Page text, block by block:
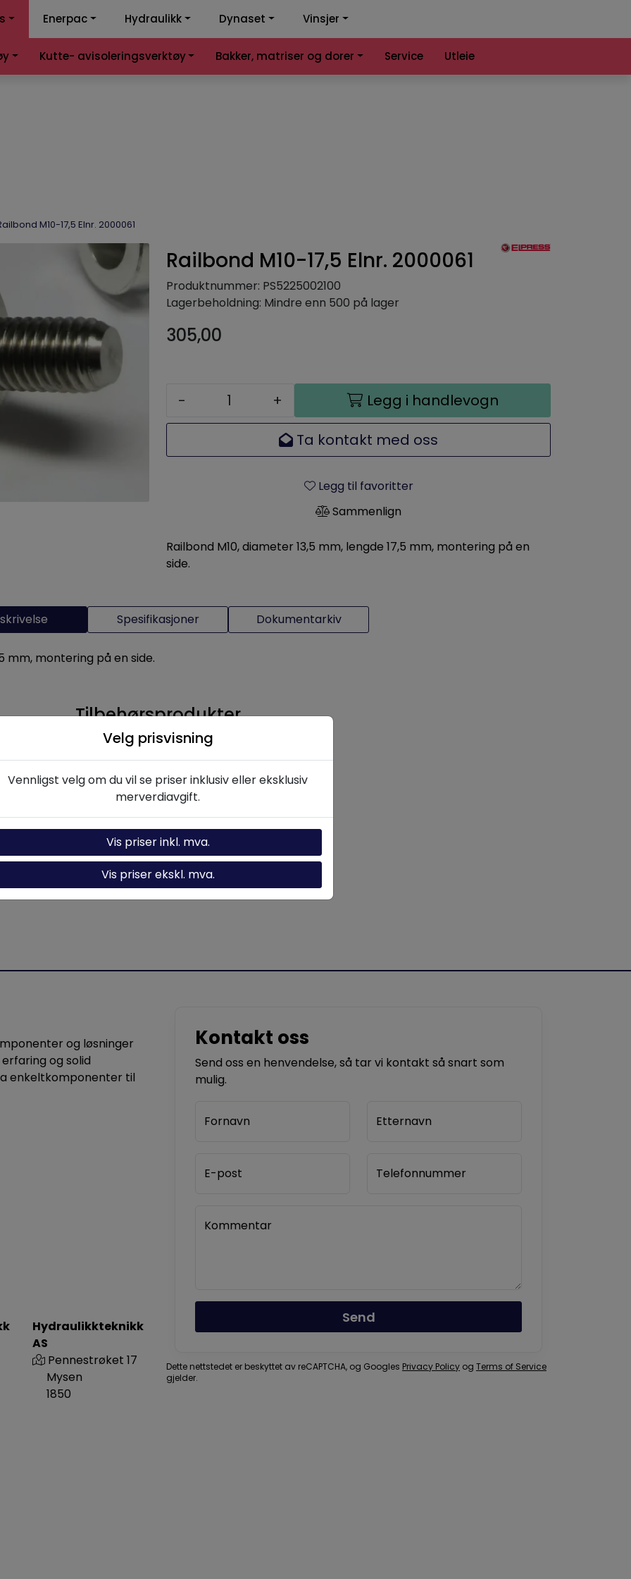
kalkulator Sammenlign
Kutte- avisoleringsverktøy Bakker, matriser og dorer Service Utleie
Enerpac Hydraulikk Dynaset Vinsjer
M10-17,5 Elnr. 2000061
Railbond M10-17,5 Elnr. 2000061
Produktnummer: PS5225002100
Lagerbeholdning: Mindre enn 500 på lager
305,00
- +
Legg i handlevogn
Ta kontakt med oss
Legg til favoritter
Sammenlign
Railbond M10, diameter 13,5 mm, lengde 17,5 mm, montering på en
side.
Spesifikasjoner Dokumentarkiv
mm, montering på en side.
Tilbehørsprodukter
og løsninger
og solid
enkeltkomponenter til
Hydraulikkteknikk
AS
Pennestrøket 17
Mysen
1850
Kontakt oss
Send oss en henvendelse, så tar vi kontakt så snart som
mulig.
Fornavn Etternavn
E-post Telefonnummer
Kommentar
Send
Dette nettstedet er beskyttet av reCAPTCHA, og Googles Privacy Policy og Terms of Service
gjelder.
Velg prisvisning
Vennligst velg om du vil se priser inklusiv eller eksklusiv
merverdiavgift.
Vis priser inkl. mva.
Vis priser ekskl. mva.